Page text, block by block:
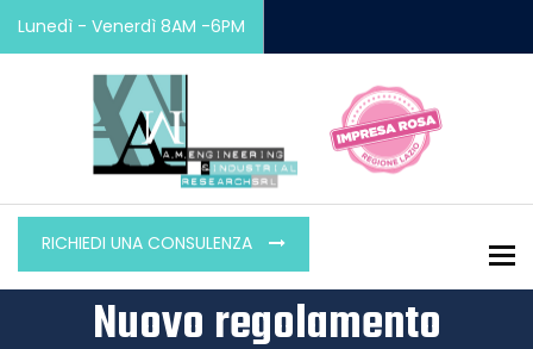
Lunedì - Venerdì 8AM -6PM
RICHIEDI UNA CONSULENZA
Nuovo regolamento